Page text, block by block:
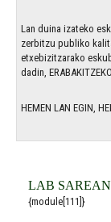
Lan duina izateko
zerbitzu publiko
etxebizitzarako
dadin,
HEMEN LAN EGIN,
LAB SAREAN
{module[111]}